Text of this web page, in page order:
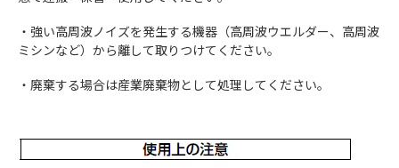
・強い高周波ノイズを発生する機器（高周波ウエルダー、高周波
ミシンなど）から離して取りつけてください。
・廃棄する場合は産業廃棄物として処理してください。